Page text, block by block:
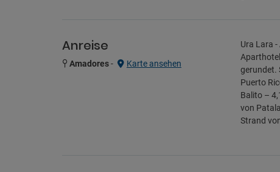
Anreise
Amadores- Karte ansehen
Ura Lara
gerundet.
Puerto
Balito –
von
Strand